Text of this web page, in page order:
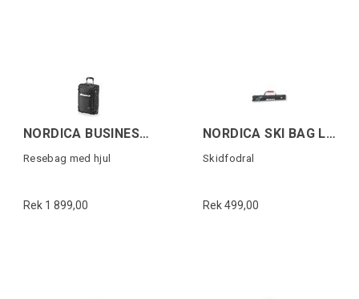
NORDICA BUSINESS TROLLEY Svart/Vit
Resebag med hjul
Rek 1 899,00
NORDICA SKI BAG LITE Svart/Vit/Röd
Skidfodral
Rek 499,00